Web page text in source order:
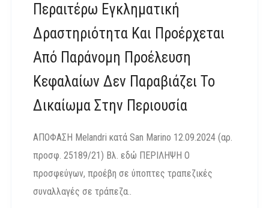
Περαιτέρω Εγκληματική
Δραστηριότητα Και Προέρχεται
Από Παράνομη Προέλευση
Κεφαλαίων Δεν Παραβιάζει Το
Δικαίωμα Στην Περιουσία
ΑΠΟΦΑΣΗ Melandri κατά San Marino 12.09.2024 (αρ.
προσφ. 25189/21) Βλ. εδώ ΠΕΡΙΛΗΨΗ Ο
προσφεύγων, προέβη σε ύποπτες τραπεζικές
συναλλαγές σε τράπεζα..